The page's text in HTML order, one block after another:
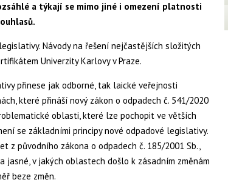
a týkají se mimo jiné i omezení platnosti
Návody na řešení nejčastějších složitých
Univerzity Karlovy v Praze.
přinese jak odborné, tak laické veřejnosti
které přináší nový zákon o odpadech č. 541/2020
oblasti, které lze pochopit ve větších
se základními principy nové odpadové legislativy.
z původního zákona o odpadech č. 185/2001 Sb.,
jasné, v jakých oblastech došlo k zásadním změnám
beze změn.